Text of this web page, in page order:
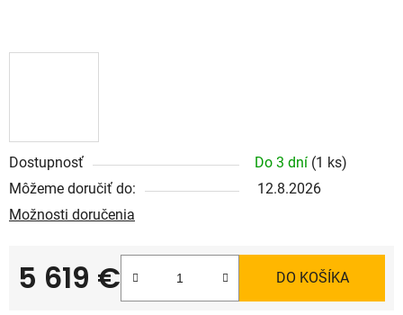
Dostupnosť Do 3 dní (1 ks)
Môžeme doručiť do:
12.8.2026
Možnosti doručenia
5 619 €
Jednotková cena:
DO KOŠÍKA